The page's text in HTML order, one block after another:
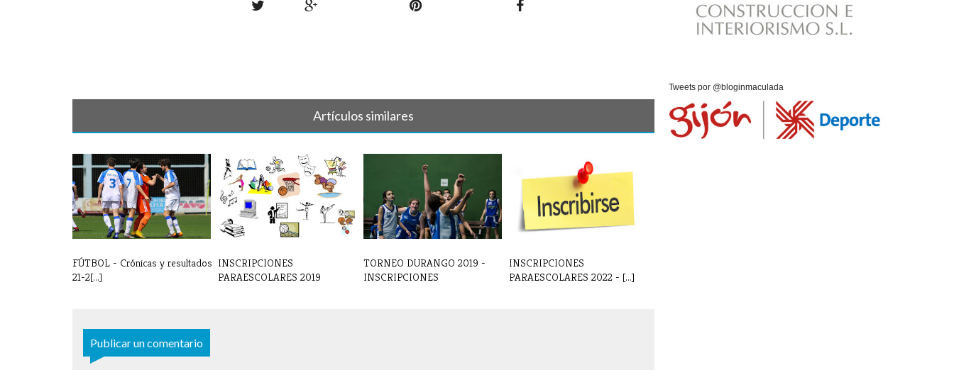
Artículos similares
FÚTBOL - Crónicas y resultados
21-2[...]
INSCRIPCIONES
PARAESCOLARES 2019
TORNEO DURANGO 2019 -
INSCRIPCIONES
INSCRIPCIONES
PARAESCOLARES 2022 - [...]
Publicar un comentario
Tweets por @bloginmaculada